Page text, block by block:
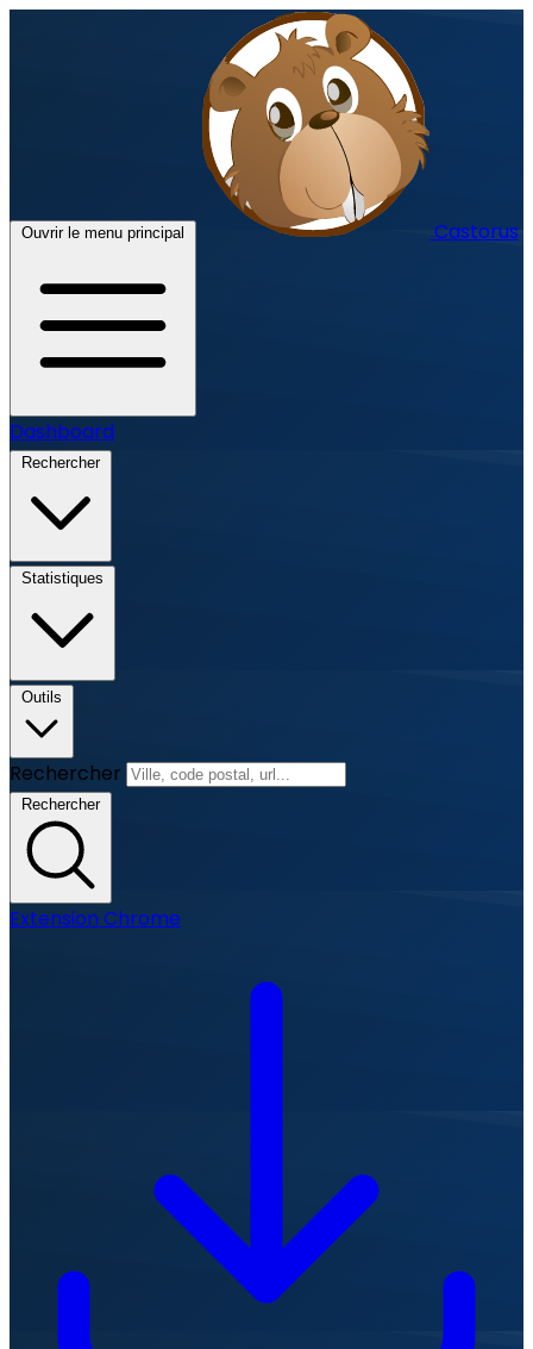
Ouvrir le menu principal Castorus
Dashboard
Rechercher
Statistiques
Outils
Rechercher
Rechercher
Extension Chrome